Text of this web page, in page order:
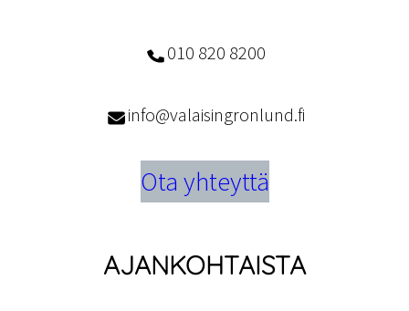
010 820 8200
info@valaisingronlund.fi
Ota yhteyttä
AJANKOHTAISTA